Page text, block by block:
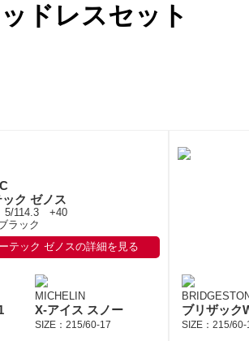
ドレスセット
ク ゼノス
5/114.3 +40
ラック
テック ゼノスの詳細を見る
MICHELIN
X-アイス スノー
SIZE：215/60-17
ブリザック
SIZE：215/60-